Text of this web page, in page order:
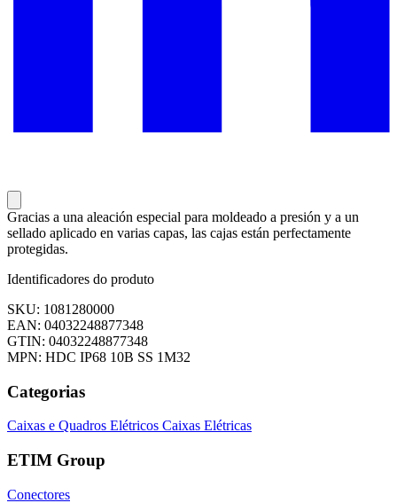
Gracias a una aleación especial para moldeado a presión y a un
sellado aplicado en varias capas, las cajas están perfectamente
protegidas.
Identificadores do produto
SKU: 1081280000
EAN: 04032248877348
GTIN: 04032248877348
MPN: HDC IP68 10B SS 1M32
Categorias
Caixas e Quadros Elétricos Caixas Elétricas
ETIM Group
Conectores